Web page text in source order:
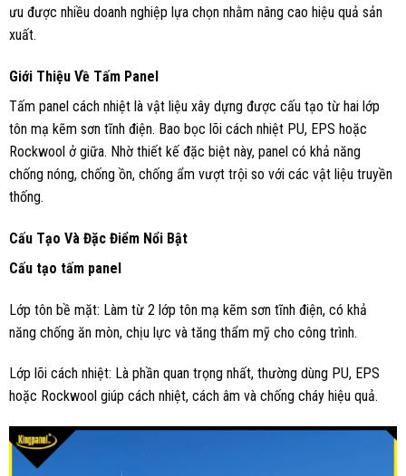
ưu được nhiều doanh nghiệp lựa chọn nhằm nâng cao hiệu quả sản
xuất.
Giới Thiệu Về Tấm Panel
Tấm panel cách nhiệt là vật liệu xây dựng được cấu tạo từ hai lớp
tôn mạ kẽm sơn tĩnh điện. Bao bọc lõi cách nhiệt PU, EPS hoặc
Rockwool ở giữa. Nhờ thiết kế đặc biệt này, panel có khả năng
chống nóng, chống ồn, chống ẩm vượt trội so với các vật liệu truyền
thống.
Cấu Tạo Và Đặc Điểm Nổi Bật
Cấu tạo tấm panel
Lớp tôn bề mặt: Làm từ 2 lớp tôn mạ kẽm sơn tĩnh điện, có khả
năng chống ăn mòn, chịu lực và tăng thẩm mỹ cho công trình.
Lớp lõi cách nhiệt: Là phần quan trọng nhất, thường dùng PU, EPS
hoặc Rockwool giúp cách nhiệt, cách âm và chống cháy hiệu quả.